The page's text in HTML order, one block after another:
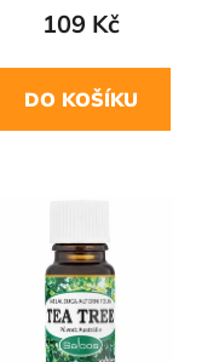
109 Kč
DO KOŠÍKU